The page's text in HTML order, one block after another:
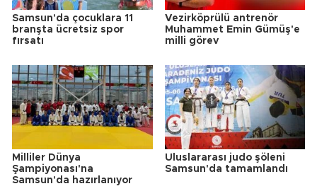
Samsun'da çocuklara 11
branşta ücretsiz spor
fırsatı
Vezirköprülü antrenör
Muhammet Emin Gümüş'e
milli görev
Milliler Dünya
Şampiyonası'na
Samsun'da hazırlanıyor
Uluslararası judo şöleni
Samsun'da tamamlandı